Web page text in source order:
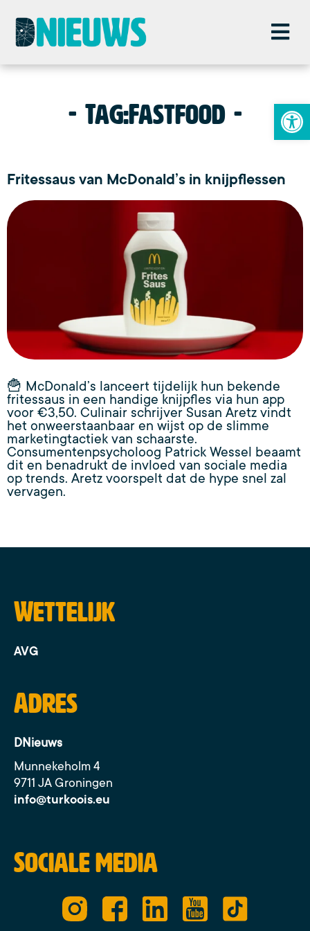
Tag:Fastfood
Fritessaus van McDonald’s in knijpflessen
🍟 McDonald’s lanceert tijdelijk hun bekende
fritessaus in een handige knijpfles via hun app
voor €3,50. Culinair schrijver Susan Aretz vindt
het onweerstaanbaar en wijst op de slimme
marketingtactiek van schaarste.
Consumentenpsycholoog Patrick Wessel beaamt
dit en benadrukt de invloed van sociale media
op trends. Aretz voorspelt dat de hype snel zal
vervagen.
Wettelijk
AVG
Adres
DNieuws
Munnekeholm 4
9711 JA Groningen
info@turkoois.eu
Sociale media